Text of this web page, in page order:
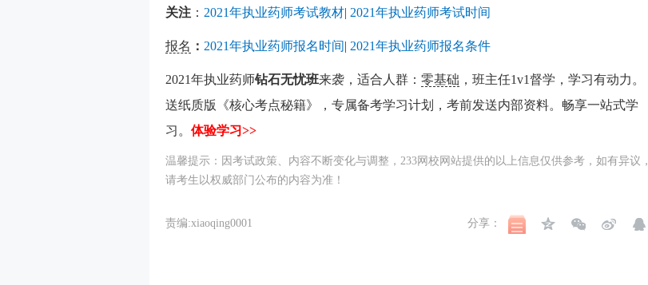
关注 ： 2021年执业药师考试教材| 2021年执业药师考试时间
报名 ： 2021年执业药师报名时间| 2021年执业药师报名条件
2021年执业药师钻石无忧班来袭，适合人群： 零基础 ，班主任1v1督学，学习有动力。
送纸质版《核心考点秘籍》，专属备考学习计划，考前发送内部资料。畅享一站式学
习。 体验学习>>
温馨提示：因考试政策、内容不断变化与调整，233网校网站提供的以上信息仅供参考，如有异议，
请考生以权威部门公布的内容为准！
责编:xiaoqing0001 分享：